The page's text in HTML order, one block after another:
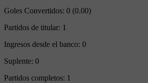
Goles Convertidos: 0 (0.00)
Partidos de titular: 1
Ingresos desde el banco: 0
Suplente: 0
Partidos completos: 1